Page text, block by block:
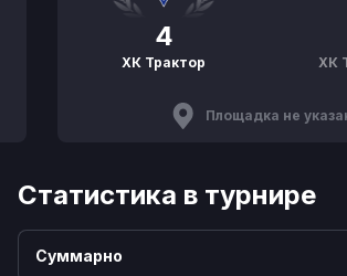
4
ХК Трактор ХК
Площадка не
Статистика в турнире
Суммарно